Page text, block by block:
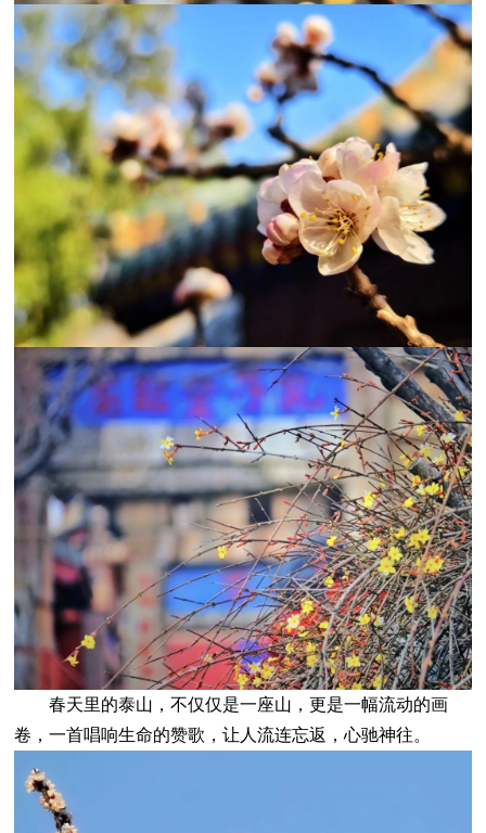
春天里的泰山，不仅仅是一座山，更是一幅流动的画
卷，一首唱响生命的赞歌，让人流连忘返，心驰神往。